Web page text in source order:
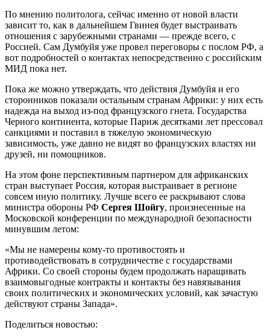
По мнению политолога, сейчас именно от новой власти
зависит то, как в дальнейшем Гвинея будет выстраивать
отношения с зарубежными странами — прежде всего, с
Россией. Сам Думбуйя уже провел переговоры с послом РФ, а
вот подробностей о контактах непосредственно с российским
МИД пока нет.
Пока же можно утверждать, что действия Думбуйя и его
сторонников показали остальным странам Африки: у них есть
надежда на выход из-под французского гнета. Государства
Черного континента, которые Париж десятками лет прессовал
санкциями и поставил в тяжелую экономическую
зависимость, уже давно не видят во французских властях ни
друзей, ни помощников.
На этом фоне перспективным партнером для африканских
стран выступает Россия, которая выстраивает в регионе
совсем иную политику. Лучше всего ее раскрывают слова
министра обороны РФ Сергея Шойгу, произнесенные на
Московской конференции по международной безопасности
минувшим летом:
«Мы не намерены кому-то противостоять и
противодействовать в сотрудничестве с государствами
Африки. Со своей стороны будем продолжать наращивать
взаимовыгодные контракты и контакты без навязывания
своих политических и экономических условий, как зачастую
действуют страны Запада».
Поделиться новостью: